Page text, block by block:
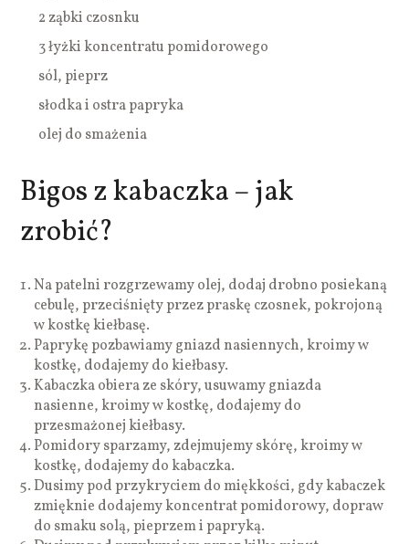
2 ząbki czosnku
3 łyżki koncentratu pomidorowego
sól, pieprz
słodka i ostra papryka
olej do smażenia
Bigos z kabaczka – jak
zrobić?
Na patelni rozgrzewamy olej, dodaj drobno posiekaną
cebulę, przeciśnięty przez praskę czosnek, pokrojoną
w kostkę kiełbasę.
Paprykę pozbawiamy gniazd nasiennych, kroimy w
kostkę, dodajemy do kiełbasy.
Kabaczka obiera ze skóry, usuwamy gniazda
nasienne, kroimy w kostkę, dodajemy do
przesmażonej kiełbasy.
Pomidory sparzamy, zdejmujemy skórę, kroimy w
kostkę, dodajemy do kabaczka.
Dusimy pod przykryciem do miękkości, gdy kabaczek
zmięknie dodajemy koncentrat pomidorowy, dopraw
do smaku solą, pieprzem i papryką.